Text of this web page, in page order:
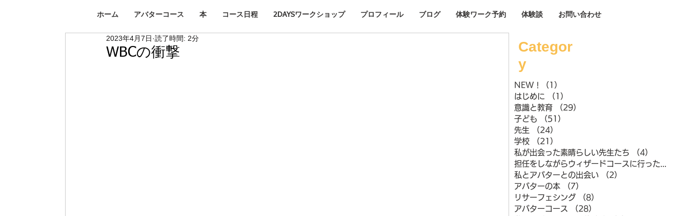
ホーム アバターコース 本 コース日程 2DAYSワークショップ プロフィール ブログ 体験ワーク予約 体験談 お問い合わせ
WBCの衝撃
2023年4月7日 読了時間: 2分
Categor
y
NEW ! （1）
はじめに
（1）
意識と教育
（29）
子ども
（51）
先生
（24）
学校
（21）
私が出会った素晴らしい先生たち
（4）
私とアバターとの出会い
（2）
アバターの本
（7）
リサーフェシング
（8）
アバターコース
（28）